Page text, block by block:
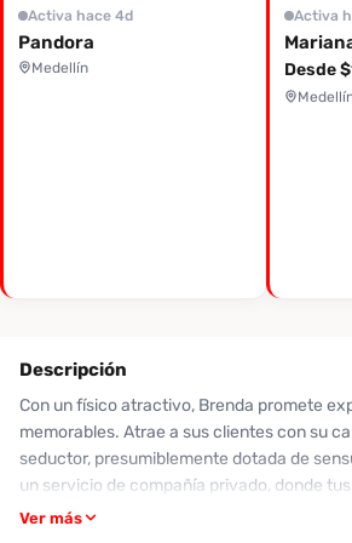
Activa hace 4d
Pandora
Medellín
Activa
Desde
Descripción
Con un físico atractivo, Brenda promete
memorables. Atrae a sus clientes con su
seductor, presumiblemente dotada de
un servicio de compañía privado, donde
prioridad. Sin embargo, las calificaciones
Ver más